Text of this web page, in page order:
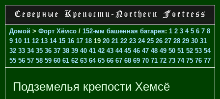
Домой > Форт Хёмсо / 152-мм башенная батарея: 1 2 3 4 5 6 7 8
9 10 11 12 13 14 15 16 17 18 19 20 21 22 23 24 25 26 27 28 29 30 31
32 33 34 35 36 37 38 39 40 41 42 43 44 45 46 47 48 49 50 51 52 53 54
55 56 57 58 59 60 61 62 63 64 65 66 67 68 69 70 71 72 73 74 75 76 77
Подземелья крепости Хемсё